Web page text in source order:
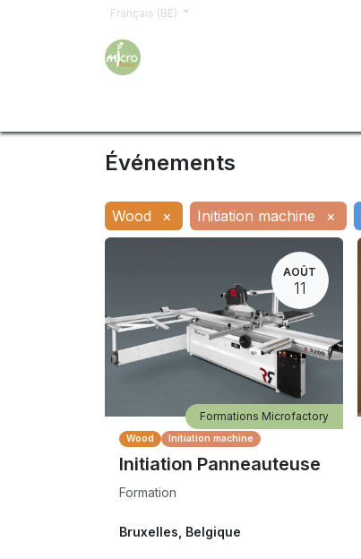
Français (BE)
Événements
Wood × Initiation machine ×
AOÛT
11
Wood Initiation machine
Initiation Panneauteuse
Formation
Formations Microfactory
Bruxelles Belgique